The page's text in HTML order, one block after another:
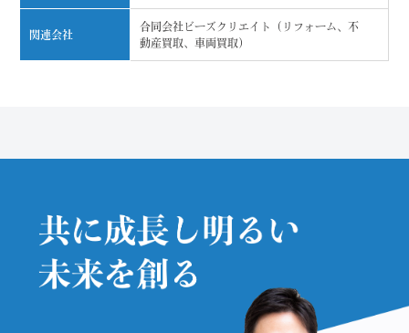
関連会社
合同会社ビーズクリエイト（リフォーム、不
動産買取、車両買取）